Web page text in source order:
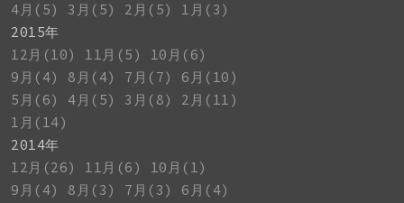
4月(5)
3月(5) 2月(5)
1月(3)
2015年
12月(10)
11月(5)
10月(6)
9月(4)
8月(4) 7月(7)
6月(10)
5月(6)
4月(5) 3月(8)
2月(11)
1月(14)
2014年
12月(26)
11月(6)
10月(1)
9月(4)
8月(3) 7月(3)
6月(4)